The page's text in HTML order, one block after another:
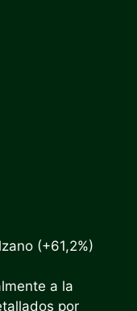
(+61,2%)
a la
por